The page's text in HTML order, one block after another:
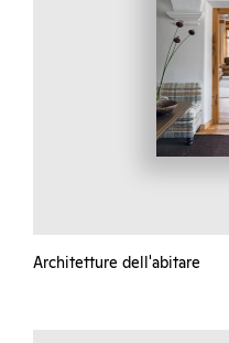
Architetture dell'abitare